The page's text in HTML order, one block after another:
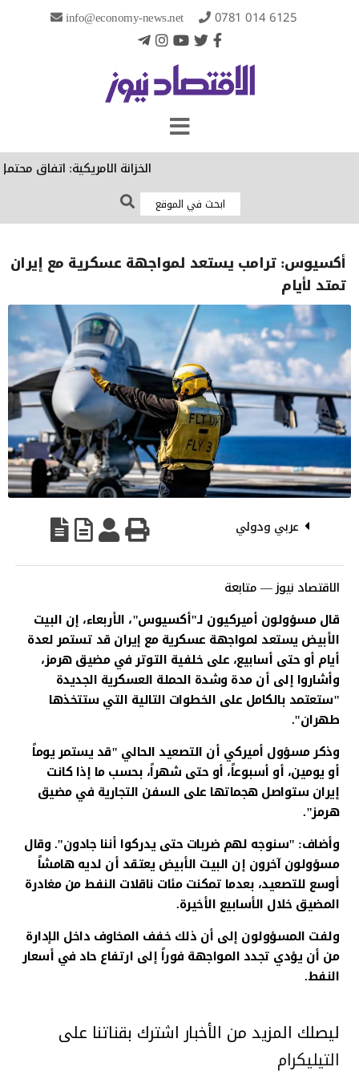
info@economy-news.net 0781 014 6125
الخزانة الامريكية: اتفاق
أكسيوس: ترامب يستعد لمواجهة عسكرية مع إيران
تمتد لأيام
عربي ودولي
الاقتصاد نيوز — متابعة
قال مسؤولون أميركيون لـ"أكسيوس"، الأربعاء، إن البيت
الأبيض يستعد لمواجهة عسكرية مع إيران قد تستمر لعدة
أيام أو حتى أسابيع، على خلفية التوتر في مضيق هرمز،
وأشاروا إلى أن مدة وشدة الحملة العسكرية الجديدة
"ستعتمد بالكامل على الخطوات التالية التي ستتخذها
طهران".
وذكر مسؤول أميركي أن التصعيد الحالي "قد يستمر يوماً
أو يومين، أو أسبوعاً، أو حتى شهراً، بحسب ما إذا كانت
إيران ستواصل هجماتها على السفن التجارية في مضيق
هرمز".
وأضاف: "سنوجه لهم ضربات حتى يدركوا أننا جادون". وقال
مسؤولون آخرون إن البيت الأبيض يعتقد أن لديه هامشاً
أوسع للتصعيد، بعدما تمكنت مئات ناقلات النفط من مغادرة
المضيق خلال الأسابيع الأخيرة.
ولفت المسؤولون إلى أن ذلك خفف المخاوف داخل الإدارة
من أن يؤدي تجدد المواجهة فوراً إلى ارتفاع حاد في أسعار
النفط.
ليصلك المزيد من الأخبار اشترك بقناتنا على
التيليكرام